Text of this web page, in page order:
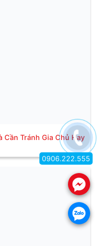
Cần Tránh Gia Chủ Hay
.
.
0906.222.555